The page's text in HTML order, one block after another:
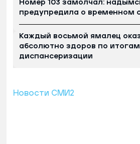
Номер 103 замолчал:
предупредила о временном
Каждый восьмой ямалец
абсолютно здоров по итогам
диспансеризации
Новости СМИ2